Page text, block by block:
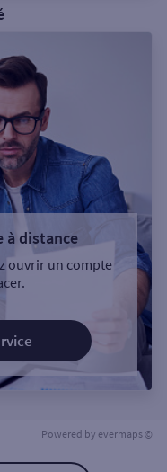
à distance
ouvrir un compte
Powered by evermaps ©